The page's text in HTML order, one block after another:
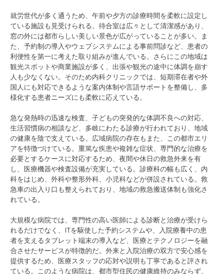
就労世代が多く通うため、午前や夕方の診療時間を柔軟に設定し
ている施設も見受けられる。待合室は広々として清潔感があり、
窓の外には都市らしい美しい景色が広がっていることが多い。ま
た、予約制の導入やウェブシステムによる事前問診など、患者の
利便性を第一に考えた取り組みが進んでいる。さらにこの地域は
観光スポットや商業施設が多く、出張や観光の途中に体調を崩す
人も少なくない。そのため内科クリニックでは、短期滞在者や外
国人にも対応できるような案内体制や言語サポートを整備し、多
様化する患者ニーズにも柔軟に応えている。
急な発熱時の迅速な検査、子どもの突発的な体調不良への対応、
生活習慣病の相談など、多岐にわたる診療が行われており、地域
の健康を陰で支えている。広域病院の存在もまた、この都市エリ
アを特徴づけている。重篤な疾患や複雑な症状、専門的な治療を
必要とするケースに対応するため、夜間や休日の救急外来を有
し、医療機器や検査設備が充実している。診療科の幅も広く、内
科をはじめ、外科や整形外科、小児科などが併設されている。救
急車の出入り口も整えられており、地域の救急搬送体制も強化さ
れている。
大規模な病院では、専門性の高い医師による診断と治療が受けら
れるだけでなく、ITを駆使した予約システムや、入院療養中の患
者を支えるタブレット端末の導入など、医療とテクノロジーを融
合させたサービスが特徴的だ。外来と入院治療の双方で安心感を
提供するため、医療スタッフの応対や説明も丁寧であると評され
ている。このような病院は、都市型住民の健康維持のみならず、